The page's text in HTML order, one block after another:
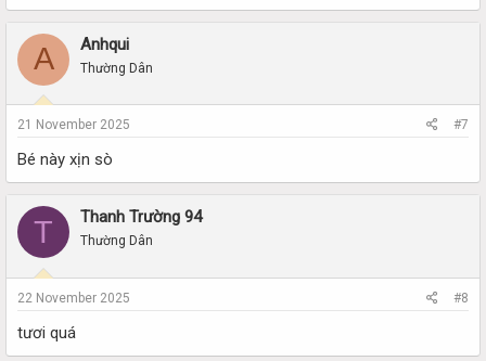
A Anhqui
Thường Dân
21 November 2025 #7
Bé này xịn sò
T Thanh Trường 94
Thường Dân
22 November 2025 #8
tươi quá